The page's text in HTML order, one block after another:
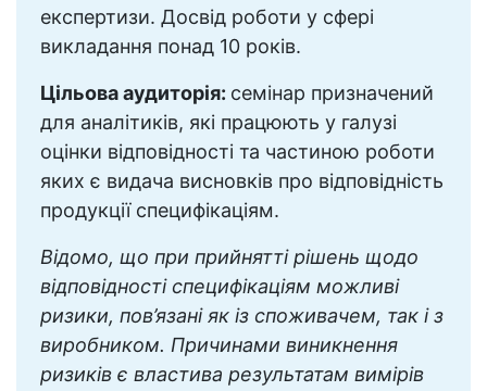
експертизи. Досвід роботи у сфері
викладання понад 10 років.
Цільова аудиторія: семінар призначений
для аналітиків, які працюють у галузі
оцінки відповідності та частиною роботи
яких є видача висновків про відповідність
продукції специфікаціям.
Відомо, що при прийнятті рішень щодо
відповідності специфікаціям можливі
ризики, пов’язані як із споживачем, так і з
виробником. Причинами виникнення
ризиків є властива результатам вимірів